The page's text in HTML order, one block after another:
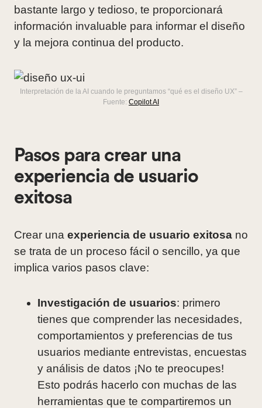
bastante largo y tedioso, te proporcionará
información invaluable para informar el diseño
y la mejora continua del producto.
Interpretación de la AI cuando le preguntamos “qué es el diseño UX” –
Fuente: Copilot AI
Pasos para crear una
experiencia de usuario
exitosa
Crear una experiencia de usuario exitosa no
se trata de un proceso fácil o sencillo, ya que
implica varios pasos clave:
Investigación de usuarios: primero
tienes que comprender las necesidades,
comportamientos y preferencias de tus
usuarios mediante entrevistas, encuestas
y análisis de datos ¡No te preocupes!
Esto podrás hacerlo con muchas de las
herramientas que te compartiremos un